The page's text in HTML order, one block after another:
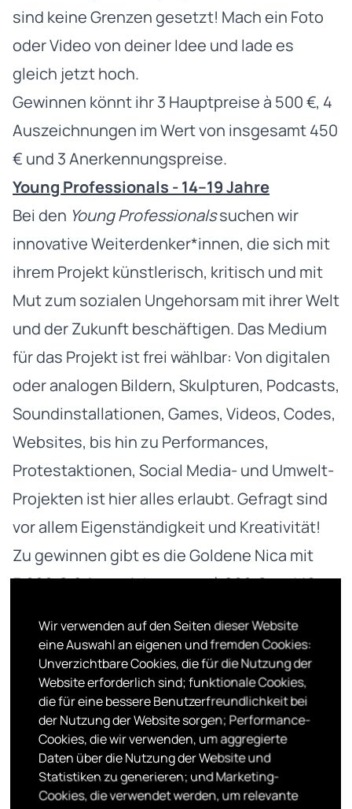
sind keine Grenzen gesetzt! Mach ein Foto
oder Video von deiner Idee und lade es
gleich jetzt hoch.
Gewinnen könnt ihr 3 Hauptpreise à 500 €, 4
Auszeichnungen im Wert von insgesamt 450
€ und 3 Anerkennungspreise.
Young Professionals - 14–19 Jahre
Bei den Young Professionalssuchen wir
innovative Weiterdenker*innen, die sich mit
ihrem Projekt künstlerisch, kritisch und mit
Mut zum sozialen Ungehorsam mit ihrer Welt
und der Zukunft beschäftigen. Das Medium
für das Projekt ist frei wählbar: Von digitalen
oder analogen Bildern, Skulpturen, Podcasts,
Soundinstallationen, Games, Videos, Codes,
Websites, bis hin zu Performances,
Protestaktionen, Social Media- und Umwelt-
Projekten ist hier alles erlaubt. Gefragt sind
vor allem Eigenständigkeit und Kreativität!
Zu gewinnen gibt es die Goldene Nica mit
3.000 €, 2 Auszeichnungen à 800 € und 10
Alle InfosHIER
FÖRDERTYP
WETTBEWERB / PREIS
Wir verwenden auf den Seiten dieser Website
eine Auswahl an eigenen und fremden Cookies:
Unverzichtbare Cookies, die für die Nutzung der
Website erforderlich sind; funktionale Cookies,
die für eine bessere Benutzerfreundlichkeit bei
der Nutzung der Website sorgen; Performance-
Cookies, die wir verwenden, um aggregierte
Daten über die Nutzung der Website und
Statistiken zu generieren; und Marketing-
Cookies, die verwendet werden, um relevante